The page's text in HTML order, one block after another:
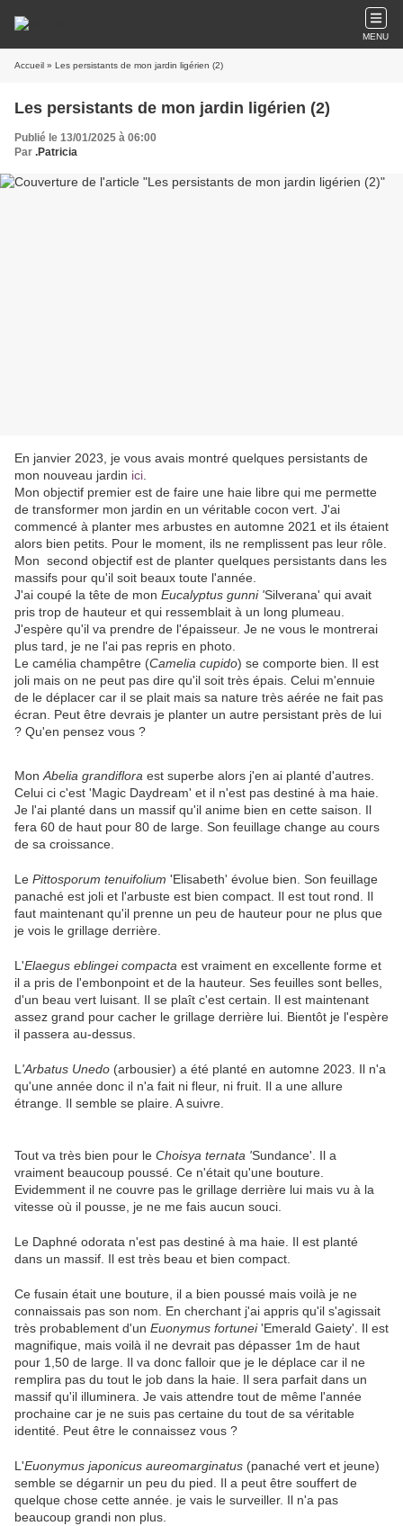
MENU
Accueil » Les persistants de mon jardin ligérien (2)
Les persistants de mon jardin ligérien (2)
Publié le 13/01/2025 à 06:00
Par .Patricia
En janvier 2023, je vous avais montré quelques persistants de
mon nouveau jardin ici
Mon objectif premier est de faire une haie libre qui me permette
de transformer mon jardin en un véritable cocon vert. J'ai
commencé à planter mes arbustes en automne 2021 et ils étaient
alors bien petits. Pour le moment, ils ne remplissent pas leur rôle.
Mon second objectif est de planter quelques persistants dans les
massifs pour qu'il soit beaux toute l'année.
J'ai coupé la tête de mon Eucalyptus gunni 'Silverana' qui avait
pris trop de hauteur et qui ressemblait à un long plumeau.
J'espère qu'il va prendre de l'épaisseur. Je ne vous le montrerai
plus tard, je ne l'ai pas repris en photo.
Le camélia champêtre (Camelia cupido) se comporte bien. Il est
joli mais on ne peut pas dire qu'il soit très épais. Celui m'ennuie
de le déplacer car il se plait mais sa nature très aérée ne fait pas
écran. Peut être devrais je planter un autre persistant près de lui
? Qu'en pensez vous ?
Mon Abelia grandiflora est superbe alors j'en ai planté d'autres.
Celui ci c'est 'Magic Daydream' et il n'est pas destiné à ma haie.
Je l'ai planté dans un massif qu'il anime bien en cette saison. Il
fera 60 de haut pour 80 de large. Son feuillage change au cours
de sa croissance.
Le Pittosporum tenuifolium 'Elisabeth' évolue bien. Son feuillage
panaché est joli et l'arbuste est bien compact. Il est tout rond. Il
faut maintenant qu'il prenne un peu de hauteur pour ne plus que
je vois le grillage derrière.
L'Elaegus eblingei compacta est vraiment en excellente forme et
il a pris de l'embonpoint et de la hauteur. Ses feuilles sont belles,
d'un beau vert luisant. Il se plaît c'est certain. Il est maintenant
assez grand pour cacher le grillage derrière lui. Bientôt je l'espère
il passera au-dessus.
L 'Arbatus Unedo (arbousier) a été planté en automne 2023. Il n'a
qu'une année donc il n'a fait ni fleur, ni fruit. Il a une allure
étrange. Il semble se plaire. A suivre.
Tout va très bien pour le Choisya ternata 'Sundance'. Il a
vraiment beaucoup poussé. Ce n'était qu'une bouture.
Evidemment il ne couvre pas le grillage derrière lui mais vu à la
vitesse où il pousse, je ne me fais aucun souci.
Le Daphné odorata n'est pas destiné à ma haie. Il est planté
dans un massif. Il est très beau et bien compact.
Ce fusain était une bouture, il a bien poussé mais voilà je ne
connaissais pas son nom. En cherchant j'ai appris qu'il s'agissait
très probablement d'un Euonymus fortunei'Emerald Gaiety'. Il est
magnifique, mais voilà il ne devrait pas dépasser 1m de haut
pour 1,50 de large. Il va donc falloir que je le déplace car il ne
remplira pas du tout le job dans la haie. Il sera parfait dans un
massif qu'il illuminera. Je vais attendre tout de même l'année
prochaine car je ne suis pas certaine du tout de sa véritable
identité. Peut être le connaissez vous ?
L'Euonymus japonicus aureomarginatus (panaché vert et jeune)
semble se dégarnir un peu du pied. Il a peut être souffert de
quelque chose cette année. je vais le surveiller. Il n'a pas
beaucoup grandi non plus.